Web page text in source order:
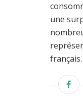
une
français.